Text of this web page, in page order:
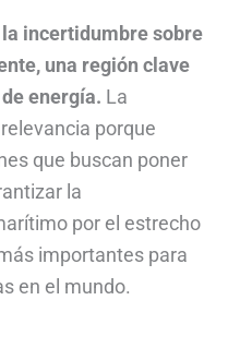
incertidumbre sobre
una región clave
energía. La
porque
que buscan poner
la
por el estrecho
importantes para
en el mundo.